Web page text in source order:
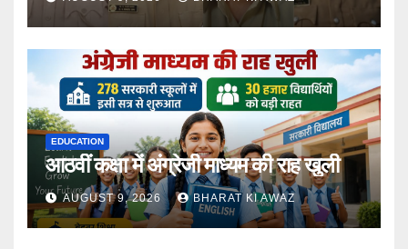
EDUCATION
आठवीं कक्षा में अंग्रेजी माध्यम की राह खुली
AUGUST 9, 2026 BHARAT KI AWAZ